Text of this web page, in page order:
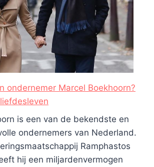
ondernemer Marcel Boekhoorn?
is een van de bekendste en
ondernemers van Nederland.
Ramphastos
hij een miljardenvermogen